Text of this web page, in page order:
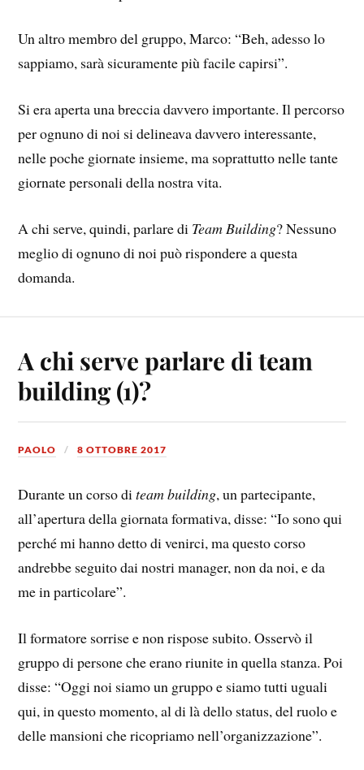
Un altro membro del gruppo, Marco: “Beh, adesso lo
sappiamo, sarà sicuramente più facile capirsi”.
Si era aperta una breccia davvero importante. Il percorso
per ognuno di noi si delineava davvero interessante,
nelle poche giornate insieme, ma soprattutto nelle tante
giornate personali della nostra vita.
A chi serve, quindi, parlare di Team Building? Nessuno
meglio di ognuno di noi può rispondere a questa
domanda.
A chi serve parlare di team
building (1)?
PAOLO 8 OTTOBRE 2017
Durante un corso diteam building, un partecipante,
all’apertura della giornata formativa, disse: “Io sono qui
perché mi hanno detto di venirci, ma questo corso
andrebbe seguito dai nostri manager, non da noi, e da
me in particolare”.
Il formatore sorrise e non rispose subito. Osservò il
gruppo di persone che erano riunite in quella stanza. Poi
disse: “Oggi noi siamo un gruppo e siamo tutti uguali
qui, in questo momento, al di là dello status, del ruolo e
delle mansioni che ricopriamo nell’organizzazione”.